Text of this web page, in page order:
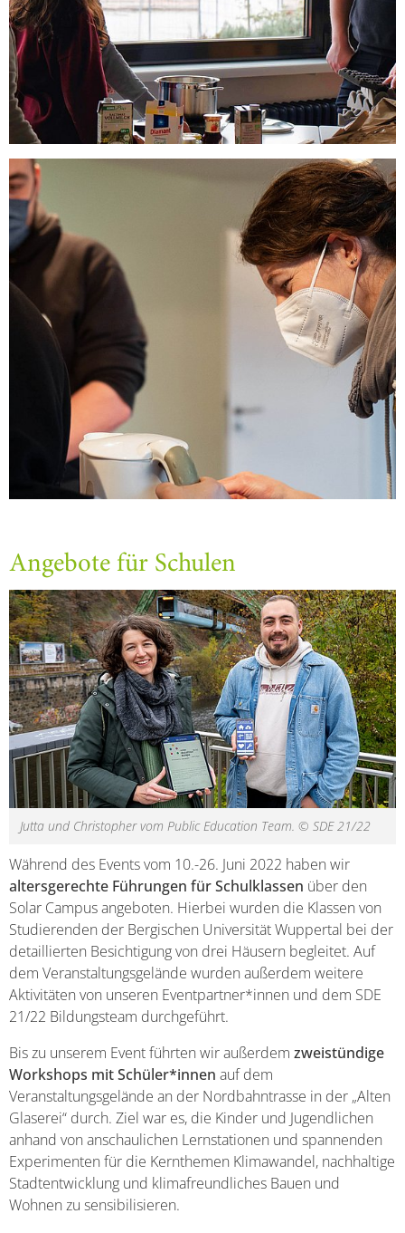
Angebote für Schulen
Jutta und Christopher vom Public Education Team. © SDE 21/22
Während des Events vom 10.-26. Juni 2022 haben wir
altersgerechte Führungen für Schulklassen über den
Solar Campus angeboten. Hierbei wurden die Klassen von
Studierenden der Bergischen Universität Wuppertal bei der
detaillierten Besichtigung von drei Häusern begleitet. Auf
dem Veranstaltungsgelände wurden außerdem weitere
Aktivitäten von unseren Eventpartner*innen und dem SDE
21/22 Bildungsteam durchgeführt.
Bis zu unserem Event führten wir außerdem zweistündige
Workshops mit Schüler*innen auf dem
Veranstaltungsgelände an der Nordbahntrasse in der „Alten
Glaserei“ durch. Ziel war es, die Kinder und Jugendlichen
anhand von anschaulichen Lernstationen und spannenden
Experimenten für die Kernthemen Klimawandel, nachhaltige
Stadtentwicklung und klimafreundliches Bauen und
Wohnen zu sensibilisieren.